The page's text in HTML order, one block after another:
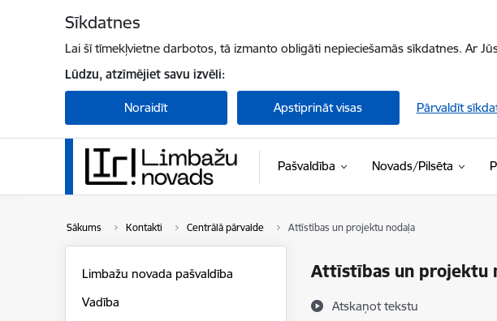
Sīkdatnes
Lai šī tīmekļvietne darbotos, tā izmanto obligāti nepieciešamās sīkdatnes. Ar
Lūdzu, atzīmējiet savu izvēli:
Noraidīt Apstiprināt visas Pārvaldīt
Pašvaldība Novads/Pilsēta
Sākums Kontakti Centrālā pārvalde Attīstības un projektu nodaļa
Attīstības un projektu
Atskaņot tekstu
Limbažu novada pašvaldība
Vadība